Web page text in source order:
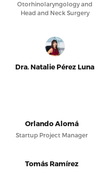
Otorhinolaryngology and
Head and Neck Surgery
Dra. Natalie Pérez Luna
Orlando Alomá
Startup Project Manager
Tomás Ramírez